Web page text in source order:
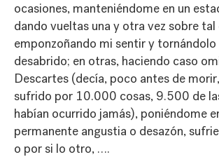
ocasiones, manteniéndome en un
dando vueltas una y otra vez sobre tal
emponzoñando mi sentir y
desabrido; en otras, haciendo caso
Descartes (decía, poco antes de
sufrido por 10.000 cosas, 9.500 de
habían ocurrido jamás), poniéndome
permanente angustia o desazón,
o por si lo otro, ….